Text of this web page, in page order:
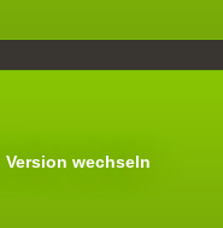
wechseln